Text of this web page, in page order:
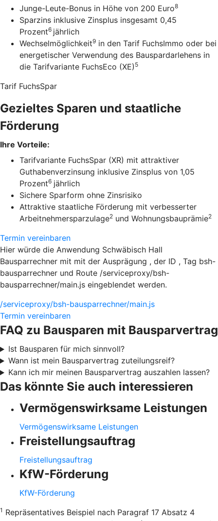
Junge-Leute-Bonus in Höhe von 200 Euro8
Sparzins inklusive Zinsplus insgesamt 0,45
Prozent6 jährlich
Wechselmöglichkeit9 in den Tarif FuchsImmo oder bei
energetischer Verwendung des Bauspardarlehens in
die Tarifvariante FuchsEco (XE) 5
Tarif FuchsSpar
Gezieltes Sparen und staatliche
Förderung
Ihre Vorteile:
Tarifvariante FuchsSpar (XR) mit attraktiver
Guthabenverzinsung inklusive Zinsplus von 1,05
Prozent6 jährlich
Sichere Sparform ohne Zinsrisiko
Attraktive staatliche Förderung mit verbesserter
Arbeitnehmersparzulage2 und Wohnungsbauprämie2
Termin vereinbaren
Hier würde die Anwendung Schwäbisch Hall
Bausparrechner mit mit der Ausprägung , der ID , Tag bsh-
bausparrechner und Route /serviceproxy/bsh-
bausparrechner/main.js eingeblendet werden.
/serviceproxy/bsh-bausparrechner/main.js
Termin vereinbaren
FAQ zu Bausparen mit Bausparvertrag
Ist Bausparen für mich sinnvoll?
Wann ist mein Bausparvertrag zuteilungsreif?
Kann ich mir meinen Bausparvertrag auszahlen lassen?
Das könnte Sie auch interessieren
Vermögenswirksame Leistungen
Vermögenswirksame Leistungen
Freistellungsauftrag
Freistellungsauftrag
KfW-Förderung
KfW-Förderung
1 Repräsentatives Beispiel nach Paragraf 17 Absatz 4